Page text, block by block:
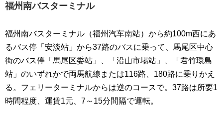
福州南バスターミナル
福州南バスターミナル（福州汽车南站）から約100m西にあ
るバス停「安淡站」から37路のバスに乗って、馬尾区中心
街のバス停「馬尾区委站」、「沿山市場站」、「君竹環島
站」のいずれかで両馬航線または116路、180路に乗りかえ
る。フェリーターミナルからは逆のコースで。37路は所要1
時間程度、運賃1元、7～15分間隔で運転。